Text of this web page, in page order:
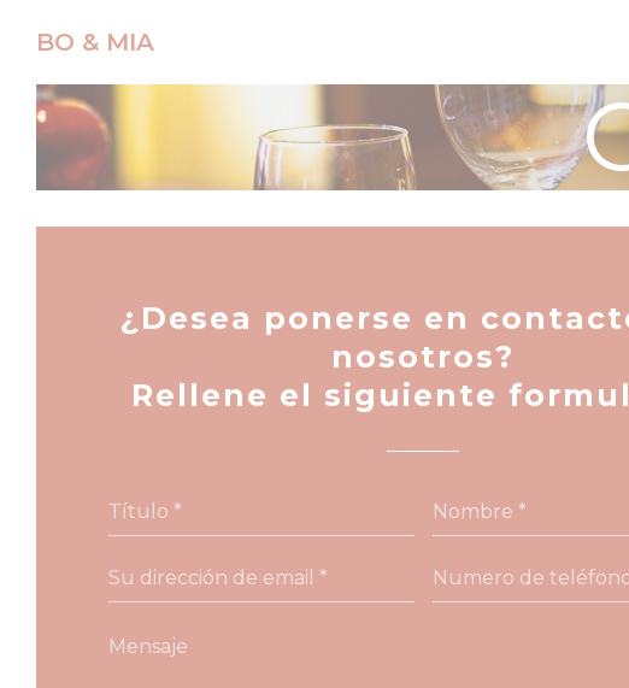
BO & MIA
¿Desea ponerse en
nosotros?
Rellene el siguiente